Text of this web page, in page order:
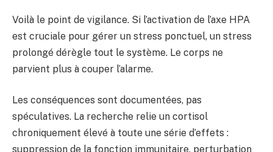
Voilà le point de vigilance. Si l’activation de l’axe HPA
est cruciale pour gérer un stress ponctuel, un stress
prolongé dérègle tout le système. Le corps ne
parvient plus à couper l’alarme.
Les conséquences sont documentées, pas
spéculatives. La recherche relie un cortisol
chroniquement élevé à toute une série d’effets :
suppression de la fonction immunitaire, perturbation